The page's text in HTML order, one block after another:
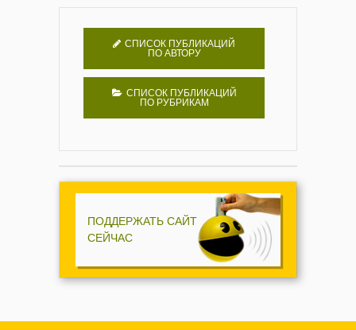
СПИСОК ПУБЛИКАЦИЙ
ПО АВТОРУ
СПИСОК ПУБЛИКАЦИЙ
ПО РУБРИКАМ
ПОДДЕРЖАТЬ САЙТ
СЕЙЧАС